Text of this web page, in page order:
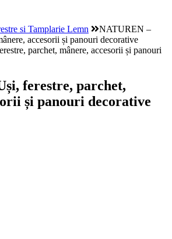
si Tamplarie Lemn
NATUREN –
accesorii și panouri decorative
ferestre, parchet,
și panouri decorative